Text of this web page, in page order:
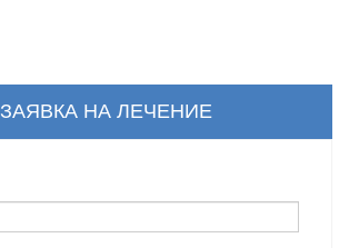
ЗАЯВКА НА ЛЕЧЕНИЕ